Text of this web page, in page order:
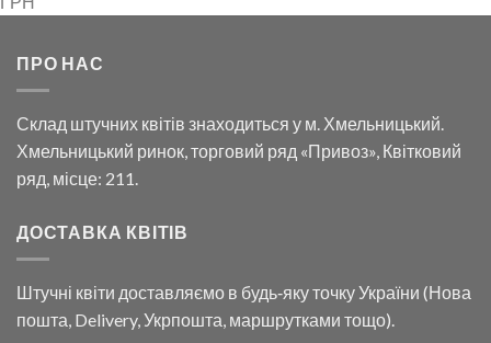
ПРО НАС
Склад штучних квітів знаходиться у м. Хмельницький.
Хмельницький ринок, торговий ряд «Привоз», Квітковий
ряд, місце: 211.
ДОСТАВКА КВІТІВ
Штучні квіти доставляємо в будь‑яку точку України (Нова
пошта, Delivery, Укрпошта, маршрутками тощо).